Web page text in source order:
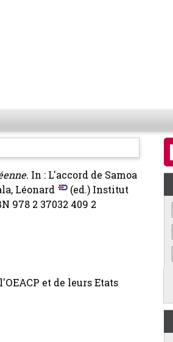
In : L'accord de Samoa
Léonard
(ed.) Institut
978 2 37032 409 2
et de leurs Etats